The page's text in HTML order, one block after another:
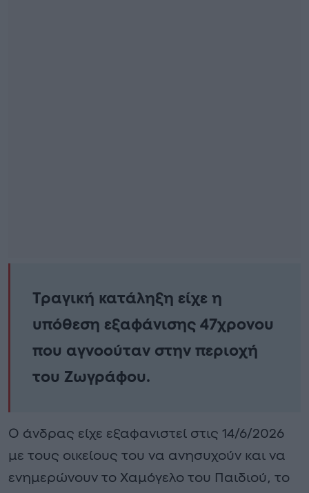
Τραγική κατάληξη είχε η
υπόθεση εξαφάνισης 47χρονου
που αγνοούταν στην περιοχή
του Ζωγράφου.
Ο άνδρας είχε εξαφανιστεί στις 14/6/2026
με τους οικείους του να ανησυχούν και να
ενημερώνουν το Χαμόγελο του Παιδιού, το